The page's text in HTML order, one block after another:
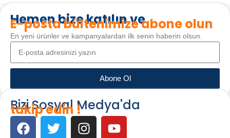
Hemen bize katılın ve
E-posta bültenimize abone olun
En yeni ürünler ve kampanyalardan ilk senin haberin olsun.
Abone Ol
Bizi Sosyal Medya'da
takip edin !